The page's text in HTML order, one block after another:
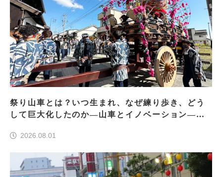
祭り山車とは？いつ生まれ、なぜ練り歩き、どう
して巨大化したのか―山車とイノベーション―＜
2026.08.01